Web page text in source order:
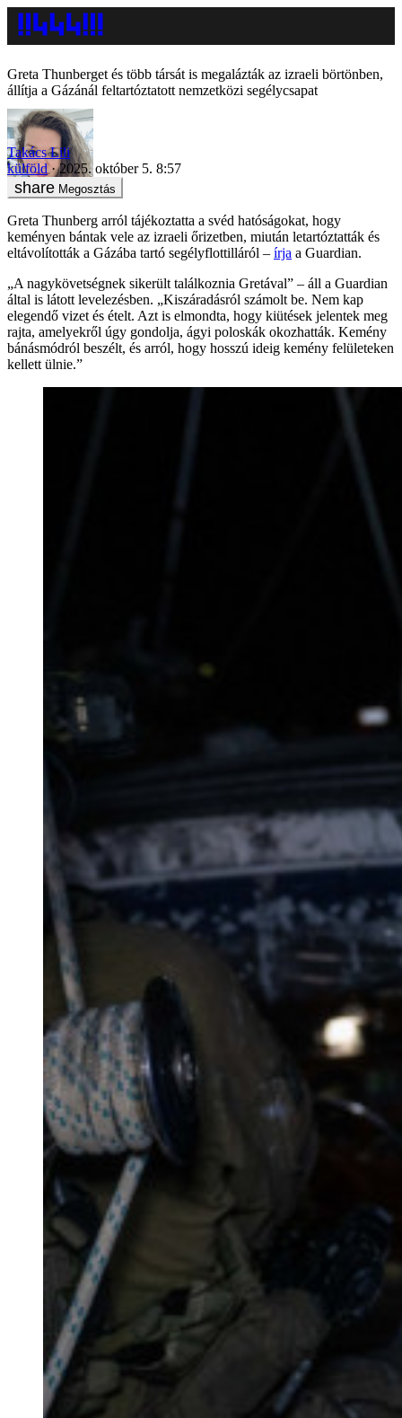
Greta Thunberget és több társát is megalázták az izraeli börtönben,
állítja a Gázánál feltartóztatott nemzetközi segélycsapat
Takács Lili
külföld
2025. október 5. 8:57
Megosztás
Greta Thunberg arról tájékoztatta a svéd hatóságokat, hogy
keményen bántak vele az izraeli őrizetben, miután letartóztatták és
eltávolították a Gázába tartó segélyflottilláról – írja a Guardian.
„A nagykövetségnek sikerült találkoznia Gretával” – áll a Guardian
által is látott levelezésben. „Kiszáradásról számolt be. Nem kap
elegendő vizet és ételt. Azt is elmondta, hogy kiütések jelentek meg
rajta, amelyekről úgy gondolja, ágyi poloskák okozhatták. Kemény
bánásmódról beszélt, és arról, hogy hosszú ideig kemény felületeken
kellett ülnie.”